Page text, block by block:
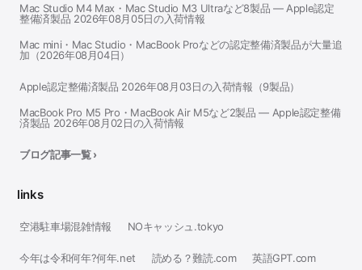
Mac Studio M4 Max・Mac Studio M3 Ultraなど8製品 — Apple認定
整備済製品 2026年08月05日の入荷情報
Mac mini・Mac Studio・MacBook Proなどの認定整備済製品が大量追
加（2026年08月04日）
Apple認定整備済製品 2026年08月03日の入荷情報（9製品）
MacBook Pro M5 Pro・MacBook Air M5など2製品 — Apple認定整備
済製品 2026年08月02日の入荷情報
ブログ記事一覧 ›
links
空港駐車場混雑情報 NOキャッシュ.tokyo
今年は令和何年?何年.net 読める？難読.com 英語GPT.com